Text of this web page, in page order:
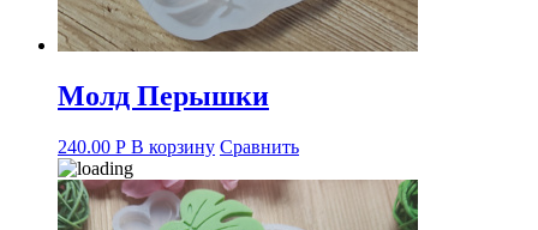
Молд Перышки
240.00 Р В корзину Сравнить